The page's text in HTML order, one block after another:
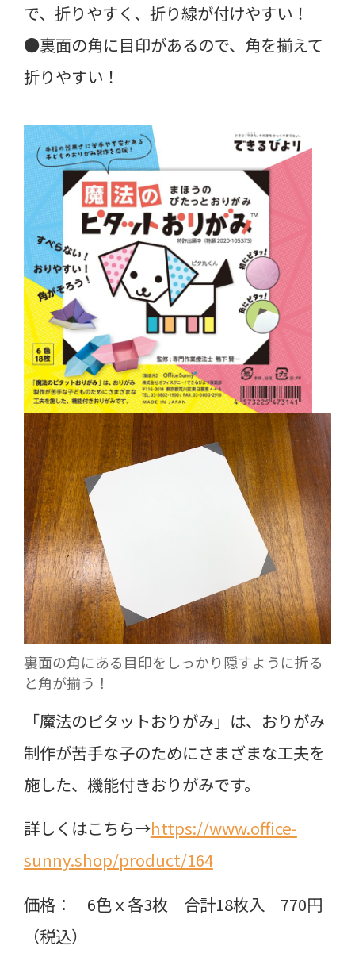
で、折りやすく、折り線が付けやすい！
●裏面の角に目印があるので、角を揃えて
折りやすい！
裏面の角にある目印をしっかり隠すように折る
と角が揃う！
「魔法のピタットおりがみ」は、おりがみ
制作が苦手な子のためにさまざまな工夫を
施した、機能付きおりがみです。
詳しくはこちら→https://www.office-
sunny.shop/product/164
価格： 6色ｘ各3枚 合計18枚入 770円
（税込）